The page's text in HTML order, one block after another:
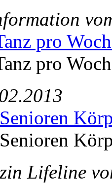
pro
pro
Lifeline